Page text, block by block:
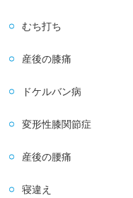
むち打ち
産後の膝痛
ドケルバン病
変形性膝関節症
産後の腰痛
寝違え